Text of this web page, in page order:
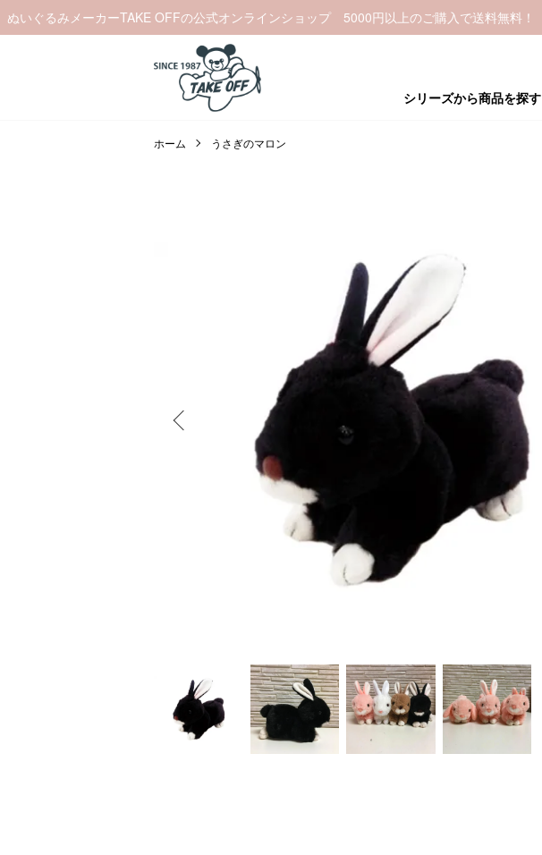
ぬいぐるみメーカーTAKE OFFの公式オンラインショップ 5000円以上のご購入で送料無料！
シリーズから商品を探す
ホーム うさぎのマロン